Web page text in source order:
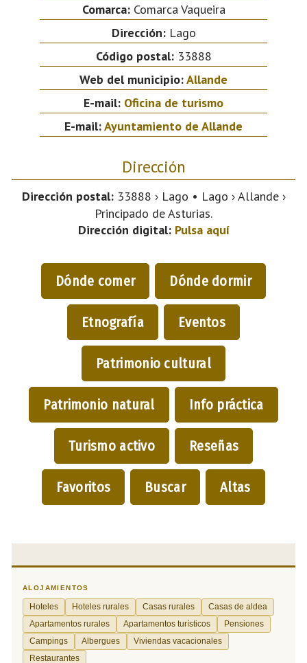
Comarca:Comarca Vaqueira
Dirección:Lago
Código postal:33888
Web del municipio:Allande
E-mail: Oficina de turismo
E-mail:Ayuntamiento de Allande
Dirección
Dirección postal:33888 › Lago • Lago › Allande ›
Principado de Asturias.
Dirección digital: Pulsa aquí
Dónde comer Dónde dormir
Etnografía Eventos
Patrimonio cultural
Patrimonio natural Info práctica
Turismo activo Reseñas
Favoritos Buscar Altas